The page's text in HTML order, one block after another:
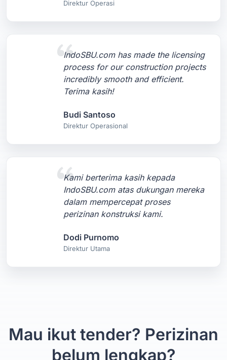
Direktur Operasi
IndoSBU.com has made the licensing
process for our construction projects
incredibly smooth and efficient.
Terima kasih!
Budi Santoso
Direktur Operasional
Kami berterima kasih kepada
IndoSBU.com atas dukungan mereka
dalam mempercepat proses
perizinan konstruksi kami.
Dodi Purnomo
Direktur Utama
Mau ikut tender? Perizinan
belum lengkap?